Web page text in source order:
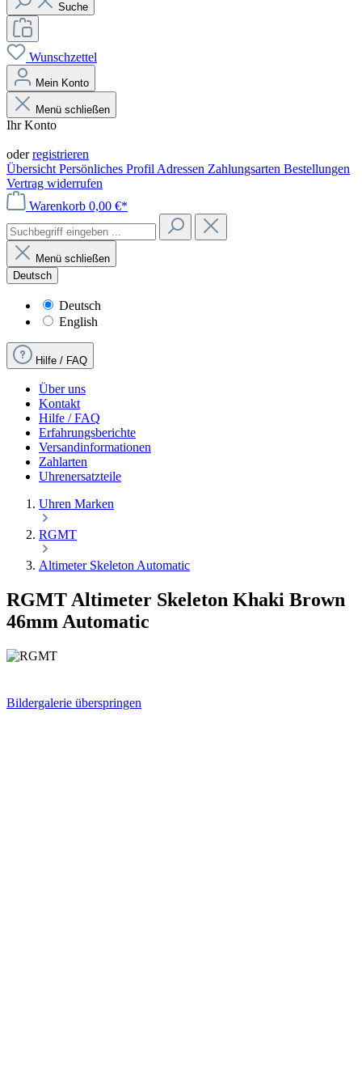
Suche
Wunschzettel
Mein Konto
Menü schließen
Ihr Konto
oderregistrieren
Übersicht Persönliches Profil Adressen Zahlungsarten Bestellungen
Vertrag widerrufen
Warenkorb 0,00 €*
Menü schließen
Deutsch
Deutsch
English
Hilfe / FAQ
Über uns
Kontakt
Hilfe / FAQ
Erfahrungsberichte
Versandinformationen
Zahlarten
Uhrenersatzteile
Uhren Marken
RGMT
Altimeter Skeleton Automatic
RGMT Altimeter Skeleton Khaki Brown
46mm Automatic
Bildergalerie überspringen